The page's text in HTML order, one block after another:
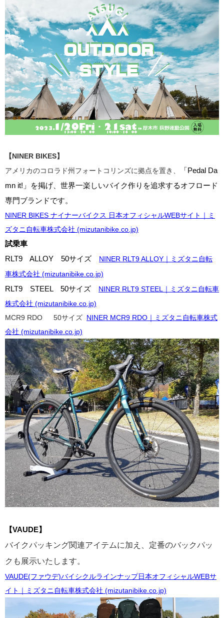
【NINER BIKES】
アメリカのコロラド州フォートコリンズに拠点を置き、
「Pedal Da
mn it!」を掲げ、世界一楽しいバイク作りを追求するオフロード
専門ブランドです。
NINER BIKES ナイナーバイクス 日本オフィシャルWEBサイト｜ミ
ズタニ自転車株式会社 (mizutanibike.co.jp)
試乗車
RLT9 ALLOY 50サイズ NINER RLT9 ALLOY｜ミズタニ自転
車株式会社 (mizutanibike.co.jp)
RLT9 STEEL 50サイズ NINER RLT9 STEEL｜ミズタニ自転車
株式会社 (mizutanibike.co.jp)
MCR9 RDO 50サイズ NINER MCR9 RDO｜ミズタニ自転車株式
会社 (mizutanibike.co.jp)
【VAUDE】
バイクパッキング関連アイテムに加え、定番のバックパッ
クも展示いたします。
VAUDE(ファウデ)バイシクルラインナップ日本オフィシャルWEBサ
イト｜ミズタニ自転車株式会社 (mizutanibike.co.jp)